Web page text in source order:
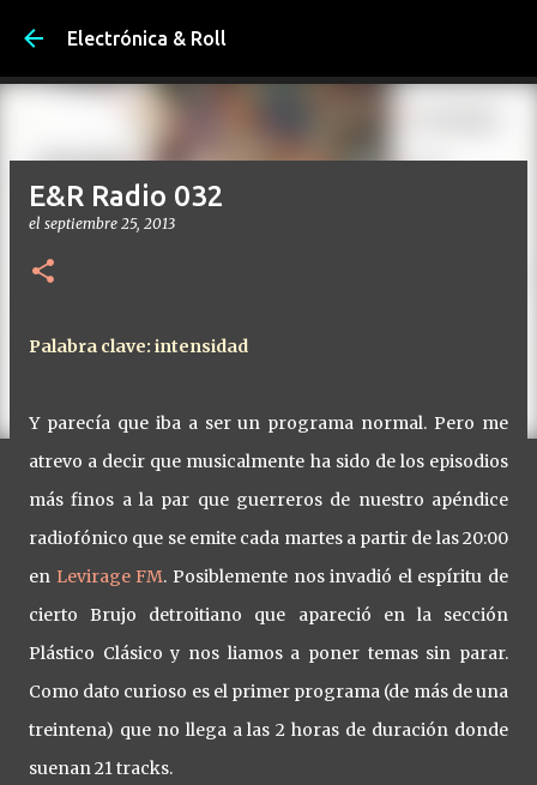
Ir al contenido principal
Electrónica & Roll
E&R Radio 032
el septiembre 25, 2013
Palabra clave: intensidad
Y parecía que iba a ser un programa normal. Pero me
atrevo a decir que musicalmente ha sido de los episodios
más finos a la par que guerreros de nuestro apéndice
radiofónico que se emite cada martes a partir de las 20:00
en Levirage FM. Posiblemente nos invadió el espíritu de
cierto Brujo detroitiano que apareció en la sección
Plástico Clásico y nos liamos a poner temas sin parar.
Como dato curioso es el primer programa (de más de una
treintena) que no llega a las 2 horas de duración donde
suenan 21 tracks.